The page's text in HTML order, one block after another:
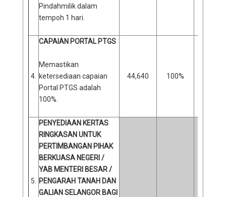
Pindahmilik dalam
tempoh 1 hari.
4.
CAPAIAN PORTAL PTGS
Memastikan
ketersediaan capaian
Portal PTGS adalah
100%.
44,640 100%
5.
PENYEDIAAN KERTAS
RINGKASAN UNTUK
PERTIMBANGAN PIHAK
BERKUASA NEGERI /
YAB MENTERI BESAR /
PENGARAH TANAH DAN
GALIAN SELANGOR BAGI